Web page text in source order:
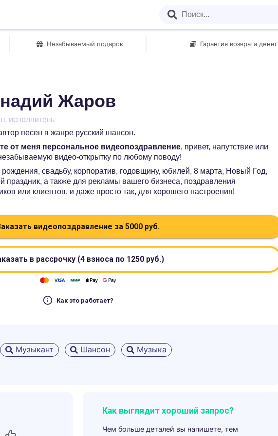
Незабываемый подарок Гарантия возврата денег
Жаров
исполнитель
песен в жанре русский шансон.
от меня персональное видеопоздравление, привет, напутствие или
видео-открытку по любому поводу!
свадьбу, корпоратив, годовщину, юбилей, 8 марта, Новый Год,
праздник, а также для рекламы вашего бизнеса, поздравления
или клиентов, и даже просто так, для хорошего настроения!
видеопоздравление за 5000 руб.
в рассрочку (4 взноса по 1250руб.)
Как это работает?
Музыкант Шансон Музыка
Как выглядит хороший запрос?
Чем больше деталей вы напишете, тем